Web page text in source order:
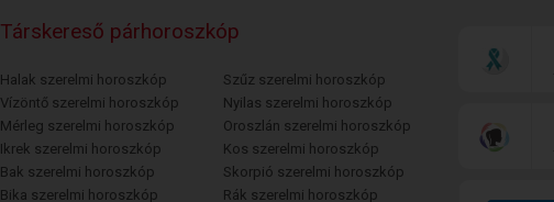
Társkereső párhoroszkóp
Halak szerelmi horoszkóp
Vízöntő szerelmi horoszkóp
Mérleg szerelmi horoszkóp
Ikrek szerelmi horoszkóp
Bak szerelmi horoszkóp
Bika szerelmi horoszkóp
Szűz szerelmi horoszkóp
Nyilas szerelmi horoszkóp
Oroszlán szerelmi horoszkóp
Kos szerelmi horoszkóp
Skorpió szerelmi horoszkóp
Rák szerelmi horoszkóp